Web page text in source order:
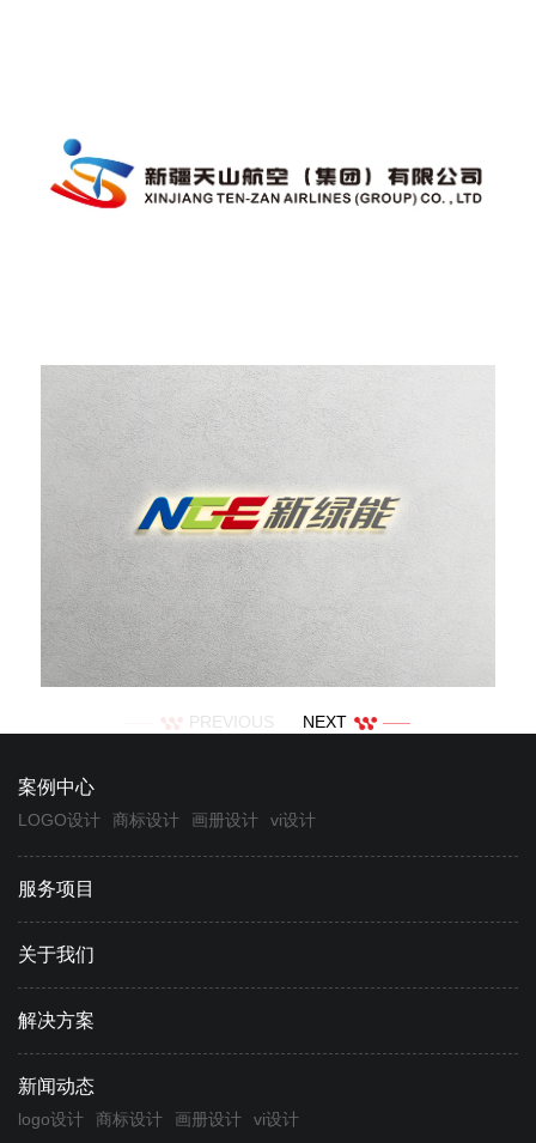
PREVIOUS NEXT
案例中心
LOGO设计 商标设计 画册设计 vi设计
服务项目
关于我们
解决方案
新闻动态
logo设计 商标设计 画册设计 vi设计